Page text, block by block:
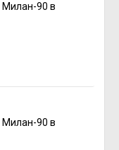
Милан-90 в
Милан-90 в